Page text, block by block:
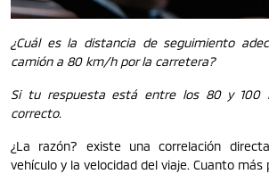
¿Cuál es la distancia de seguimiento
camión a 80 km/h por la carretera?
Si tu respuesta está entre los 80 y 100
correcto.
¿La razón? existe una correlación
vehículo y la velocidad del viaje. Cuanto más